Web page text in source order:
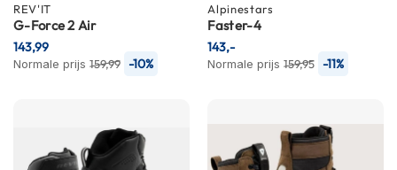
n
R
e
t
REV'IT
G-Force 2 Air
Normale prijs 159,99 -10%
143,99
Alpinestars
Faster-4
Normale prijs 159,95 -11%
143,-